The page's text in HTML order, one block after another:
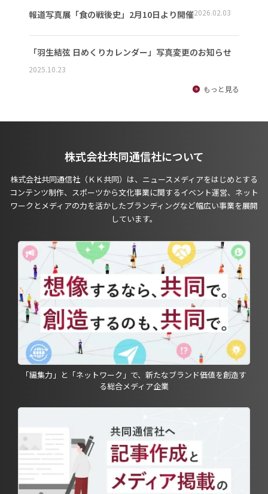
報道写真展「食の戦後史」2月10日より開催2026.02.03
「羽生結弦 日めくりカレンダー」写真変更のお知らせ
2025.10.23
もっと見る
株式会社共同通信社について
株式会社共同通信社（ＫＫ共同）は、ニュースメディアをはじめとする
コンテンツ制作、スポーツから文化事業に関するイベント運営、ネット
ワークとメディアの力を活かしたブランディングなど幅広い事業を展開
しています。
「編集力」と「ネットワーク」で、新たなブランド価値を創造す
る総合メディア企業